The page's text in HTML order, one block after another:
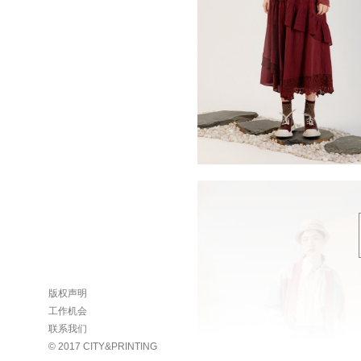
版权声明
工作机会
联系我们
© 2017 CITY&PRINTING